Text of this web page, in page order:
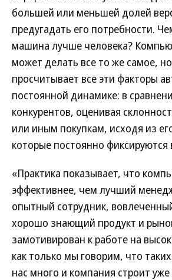
большей или меньшей долей
предугадать его потребности.
машина лучше человека?
может делать все то же самое,
просчитывает все эти факторы
постоянной динамике: в
конкурентов, оценивая
или иным покупкам, исходя из
которые постоянно фиксируются
«Практика показывает, что
эффективнее, чем лучший
опытный сотрудник,
хорошо знающий продукт и
замотивирован к работе на
как только мы говорим, что
нас много и компания строит